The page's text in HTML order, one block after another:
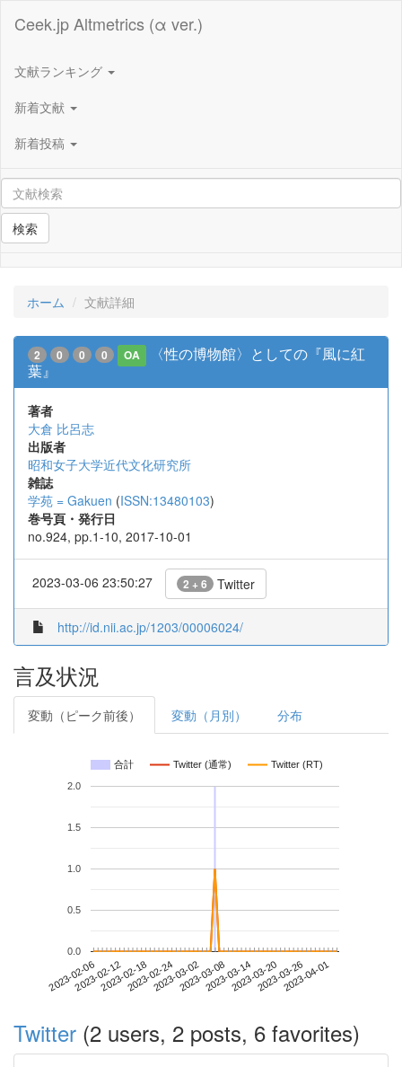
Ceek.jp Altmetrics (α ver.)
文献ランキング
新着文献
新着投稿
検索
ホーム 文献詳細
2 0 0 0 OA
〈性の博物館〉としての『風に紅
葉』
著者
大倉 比呂志
出版者
昭和女子大学近代文化研究所
雑誌
学苑 = Gakuen (ISSN:13480103)
巻号頁・発行日
no.924, pp.1-10, 2017-10-01
2023-03-06 23:50:27 2 + 6 Twitter
http://id.nii.ac.jp/1203/00006024/
言及状況
変動（ピーク前後） 変動（月別） 分布
合計 Twitter (通常) Twitter (RT)
2023-02-062023-02-122023-02-182023-02-242023-03-022023-03-082023-03-142023-03-202023-03-262023-04-01
0.0
0.5
1.0
1.5
2.0
Twitter (2 users, 2 posts, 6 favorites)